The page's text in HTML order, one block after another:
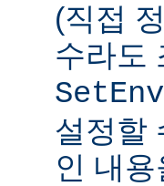
(직접
수라도
설정할
인 내